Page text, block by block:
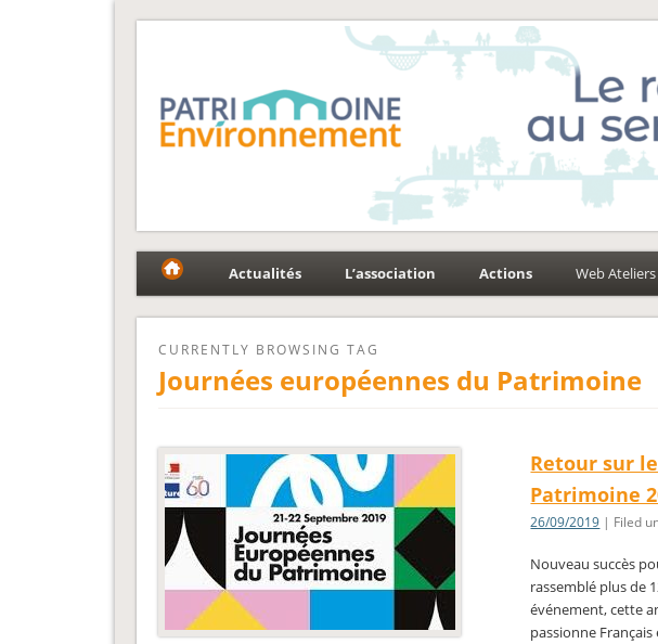
Fédération Patrimoine-
Actualités L’association Actions Web Ateliers
CURRENTLY BROWSING TAG
Journées européennes du Patrimoine
Retour sur
Patrimoine
26/09/2019 | Filed
Nouveau succès
rassemblé plus de
événement, cette
passionne